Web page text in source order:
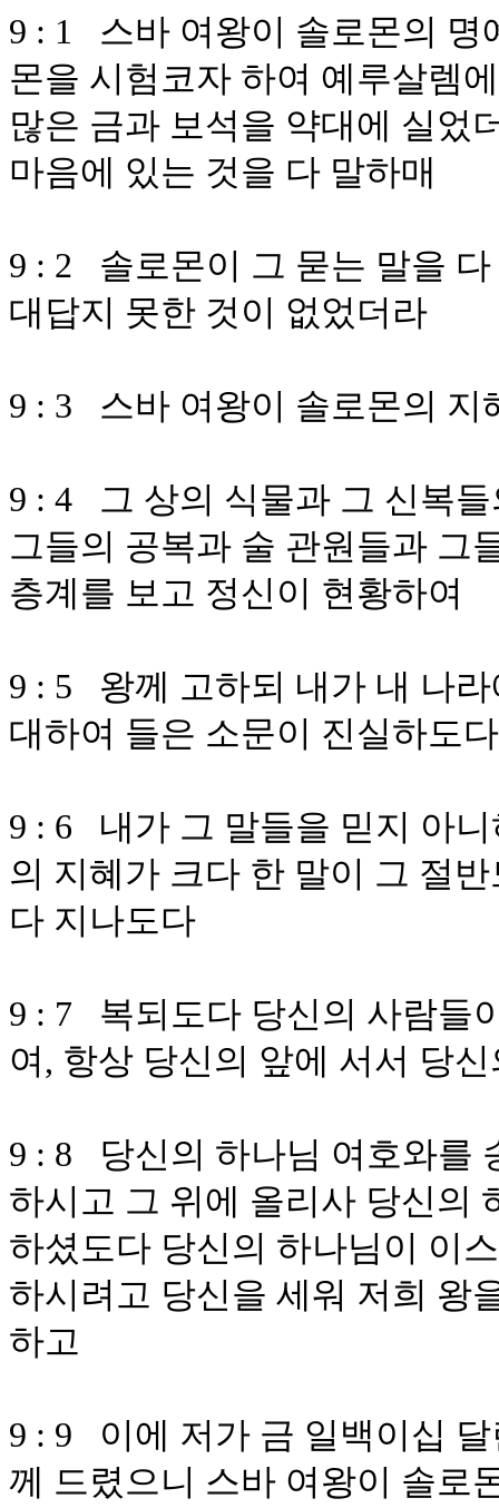
9 : 1 스바 여왕이 솔로몬의 명
몬을 시험코자 하여 예루살렘
많은 금과 보석을 약대에 실었
마음에 있는 것을 다 말하매
9 : 2 솔로몬이 그 묻는 말을
대답지 못한 것이 없었더라
9 : 3 스바 여왕이 솔로몬의 지
9 : 4 그 상의 식물과 그 신복
그들의 공복과 술 관원들과 그
층계를 보고 정신이 현황하여
9 : 5 왕께 고하되 내가 내 나
대하여 들은 소문이 진실하도다
9 : 6 내가 그 말들을 믿지 아
의 지혜가 크다 한 말이 그 절
다 지나도다
9 : 7 복되도다 당신의 사람들
여, 항상 당신의 앞에 서서 당
9 : 8 당신의 하나님 여호와를
하시고 그 위에 올리사 당신의
하셨도다 당신의 하나님이 이
하시려고 당신을 세워 저희 왕
하고
9 : 9 이에 저가 금 일백이십
께 드렸으니 스바 여왕이 솔로